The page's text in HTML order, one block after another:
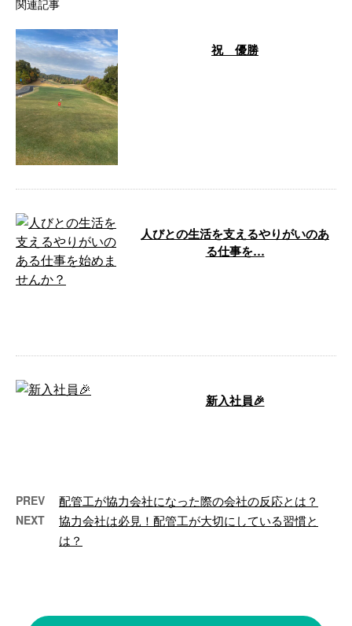
関連記事
祝 優勝
人びとの生活を支えるやりがいのあ
る仕事を…
新入社員🎉
PREV 配管工が協力会社になった際の会社の反応とは？
NEXT
協力会社は必見！配管工が大切にしている習慣と
は？